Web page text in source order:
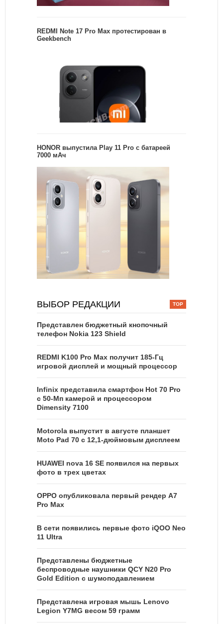
REDMI Note 17 Pro Max протестирован в
Geekbench
HONOR выпустила Play 11 Pro с батареей
7000 мАч
ВЫБОР РЕДАКЦИИ
Представлен бюджетный кнопочный
телефон Nokia 123 Shield
REDMI K100 Pro Max получит 185-Гц
игровой дисплей и мощный процессор
Infinix представила смартфон Hot 70 Pro
с 50-Мп камерой и процессором
Dimensity 7100
Motorola выпустит в августе планшет
Moto Pad 70 с 12,1-дюймовым дисплеем
HUAWEI nova 16 SE появился на первых
фото в трех цветах
OPPO опубликовала первый рендер A7
Pro Max
В сети появились первые фото iQOO Neo
11 Ultra
Представлены бюджетные
беспроводные наушники QCY N20 Pro
Gold Edition с шумоподавлением
Представлена игровая мышь Lenovo
Legion Y7MG весом 59 грамм